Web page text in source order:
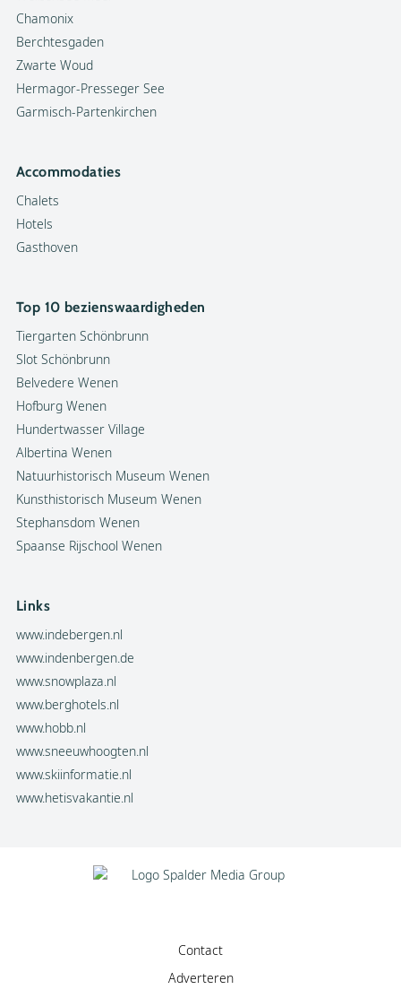
Chamonix
Berchtesgaden
Zwarte Woud
Hermagor-Presseger See
Garmisch-Partenkirchen
Accommodaties
Chalets
Hotels
Gasthoven
Top 10 bezienswaardigheden
Tiergarten Schönbrunn
Slot Schönbrunn
Belvedere Wenen
Hofburg Wenen
Hundertwasser Village
Albertina Wenen
Natuurhistorisch Museum Wenen
Kunsthistorisch Museum Wenen
Stephansdom Wenen
Spaanse Rijschool Wenen
Links
www.indebergen.nl
www.indenbergen.de
www.snowplaza.nl
www.berghotels.nl
www.hobb.nl
www.sneeuwhoogten.nl
www.skiinformatie.nl
www.hetisvakantie.nl
Contact
Adverteren